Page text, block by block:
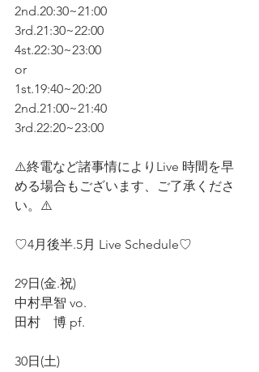
2nd.20:30~21:00
3rd.21:30~22:00
4st.22:30~23:00
or
1st.19:40~20:20
2nd.21:00~21:40
3rd.22:20~23:00
⚠️終電など諸事情によりLive 時間を早
める場合もございます、ご了承くださ
い。⚠️
♡4月後半.5月 Live Schedule♡
29日(金.祝)
中村早智 vo.
田村　博 pf.
30日(土)